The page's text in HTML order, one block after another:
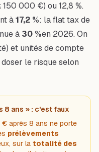
150 000 €) ou 12,8 %.
à17,2 %: la flat tax de
à 30 %en 2026. On
et unités de compte
le risque selon
8 ans » : c'est faux
après 8 ans ne porte
prélèvements
sur la totalité des